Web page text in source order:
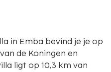
in Emba bevind je je op
de Koningen en